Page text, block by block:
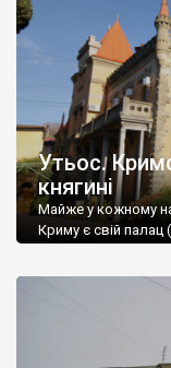
Утьос.
княгині
Майже у кожному
Криму є свій палац